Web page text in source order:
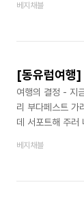
내내 좀 많이 불
문에 좁거나 더러
베지채블
[동유럽여행]
여행의 결정 - 지
리 부다페스트 가
데 서포트해 주러
자면 긴축정책을
입 제로의 완전한
베지채블